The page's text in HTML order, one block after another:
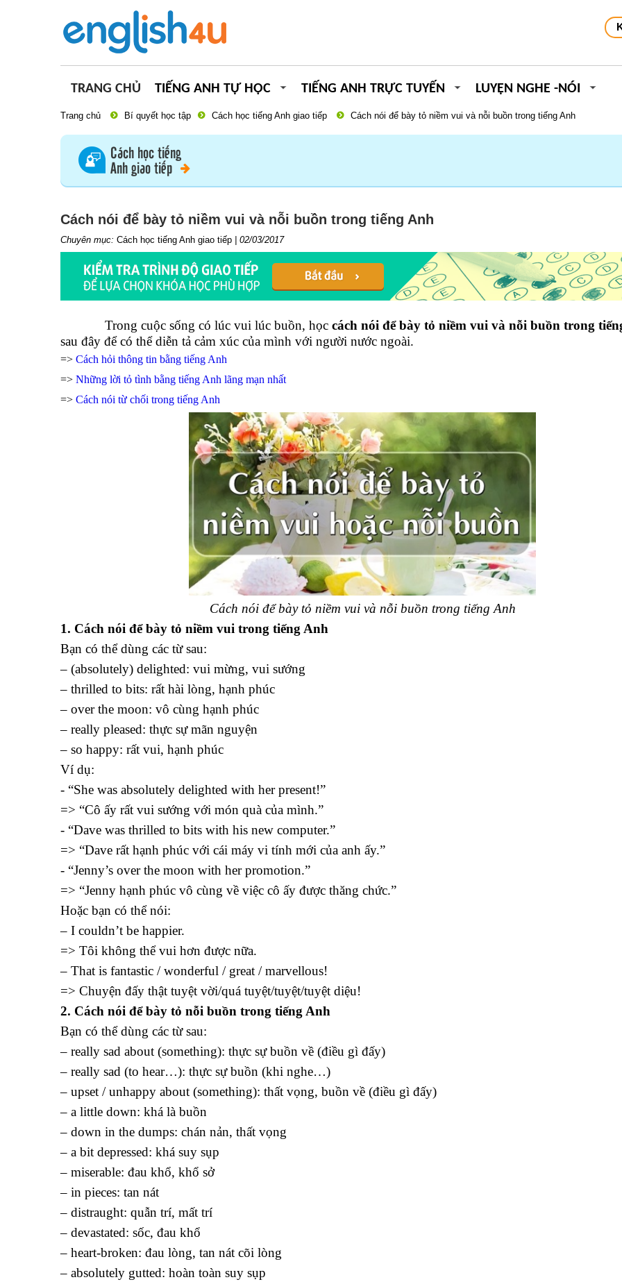
TRANG CHỦ TIẾNG ANH TỰ HỌC TIẾNG ANH TRỰC TUYẾN LUYỆN NGHE -NÓI
Trang chủ Bí quyết học tập Cách học tiếng Anh giao tiếp Cách nói để bày tỏ niềm vui và nỗi buồn trong tiếng Anh
Cách học tiếng
Anh giao tiếp
Cách nói để bày tỏ niềm vui và nỗi buồn trong tiếng Anh
Chuyên mục: Cách học tiếng Anh giao tiếp 02/03/2017
Trong cuộc sống có lúc vui lúc buồn, học cách nói để bày tỏ niềm vui và nỗi buồn trong
sau đây để có thể diễn tả cảm xúc của mình với người nước ngoài.
=> Cách hỏi thông tin bằng tiếng Anh
=> Những lời tỏ tình bằng tiếng Anh lãng mạn nhất
=> Cách nói từ chối trong tiếng Anh
Cách nói để bày tỏ niềm vui và nỗi buồn trong tiếng Anh
1. Cách nói để bày tỏ niềm vui trong tiếng Anh
Bạn có thể dùng các từ sau:
– (absolutely) delighted: vui mừng, vui sướng
– thrilled to bits: rất hài lòng, hạnh phúc
– over the moon: vô cùng hạnh phúc
– really pleased: thực sự mãn nguyện
– so happy: rất vui, hạnh phúc
Ví dụ:
- “She was absolutely delighted with her present!”
=> “Cô ấy rất vui sướng với món quà của mình.”
- “Dave was thrilled to bits with his new computer.”
=> “Dave rất hạnh phúc với cái máy vi tính mới của anh ấy.”
- “Jenny’s over the moon with her promotion.”
=> “Jenny hạnh phúc vô cùng về việc cô ấy được thăng chức.”
Hoặc bạn có thể nói:
– I couldn’t be happier.
=> Tôi không thể vui hơn được nữa.
– That is fantastic / wonderful / great / marvellous!
=> Chuyện đấy thật tuyệt vời/quá tuyệt/tuyệt/tuyệt diệu!
2. Cách nói để bày tỏ nỗi buồn trong tiếng Anh
Bạn có thể dùng các từ sau:
– really sad about (something): thực sự buồn về (điều gì đấy)
– really sad (to hear…): thực sự buồn (khi nghe…)
– upset / unhappy about (something): thất vọng, buồn về (điều gì đấy)
– a little down: khá là buồn
– down in the dumps: chán nản, thất vọng
– a bit depressed: khá suy sụp
– miserable: đau khổ, khổ sở
– in pieces: tan nát
– distraught: quẫn trí, mất trí
– devastated: sốc, đau khổ
– heart-broken: đau lòng, tan nát cõi lòng
– absolutely gutted: hoàn toàn suy sụp